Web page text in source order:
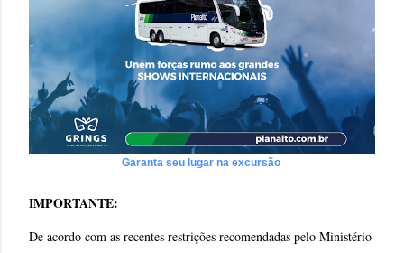
Garanta seu lugar na excursão
IMPORTANTE:
De acordo com as recentes restrições recomendadas pelo Ministério